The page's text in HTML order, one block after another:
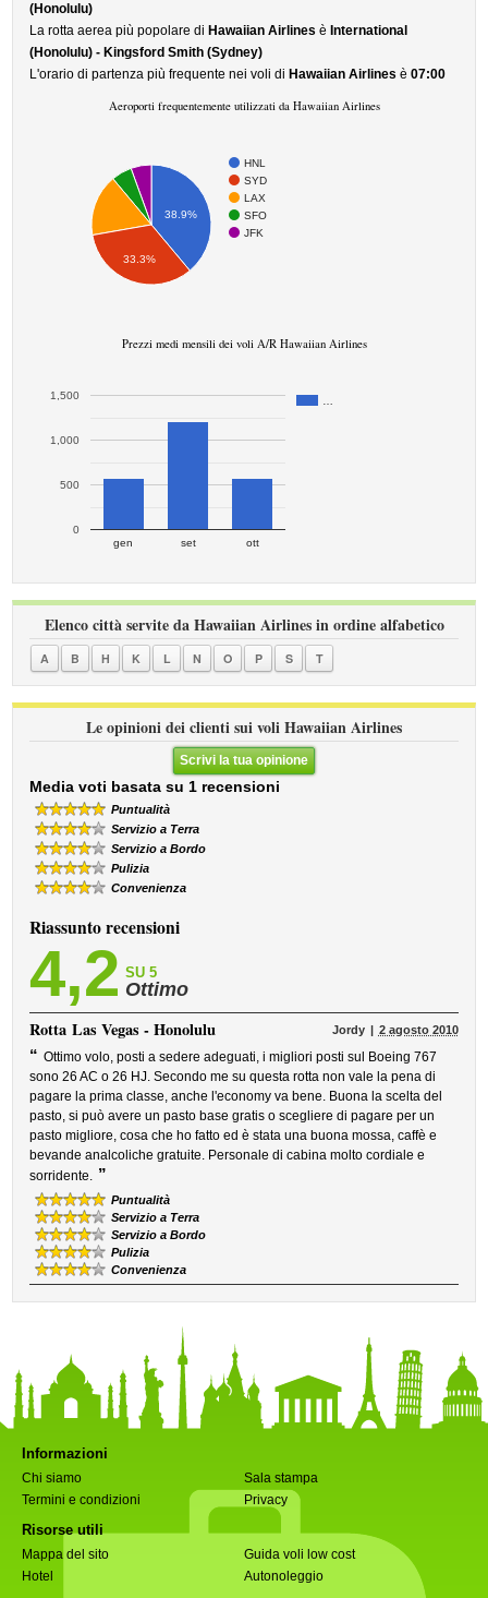
(Honolulu)
La rotta aerea più popolare di Hawaiian Airlines è International
(Honolulu) - Kingsford Smith (Sydney)
L'orario di partenza più frequente nei voli di Hawaiian Airlines è07:00
Aeroporti frequentemente utilizzati da Hawaiian Airlines
HNL
SYD
LAX
SFO
JFK
38.9%
33.3%
Prezzi medi mensili dei voli A/R Hawaiian Airlines
gen set ott
0
500
1,000
1,500
Elenco città servite da Hawaiian Airlines in ordine alfabetico
A B H K L N O P S T
Le opinioni dei clienti sui voli Hawaiian Airlines
Scrivi la tua opinione
Media voti basata su 1 recensioni
Puntualità
Servizio a Terra
Servizio a Bordo
Pulizia
Convenienza
Riassunto recensioni
4,2 SU 5
Ottimo
RottaLas Vegas - Honolulu Jordy 2 agosto 2010
“ Ottimo volo, posti a sedere adeguati, i migliori posti sul Boeing 767
sono 26 AC o 26 HJ. Secondo me su questa rotta non vale la pena di
pagare la prima classe, anche l'economy va bene. Buona la scelta del
pasto, si può avere un pasto base gratis o scegliere di pagare per un
pasto migliore, cosa che ho fatto ed è stata una buona mossa, caffè e
bevande analcoliche gratuite. Personale di cabina molto cordiale e
sorridente. ”
Puntualità
Servizio a Terra
Servizio a Bordo
Pulizia
Convenienza
Informazioni
Chi siamo
Sala stampa
Termini e condizioni
Privacy
Risorse utili
Mappa del sito
Guida voli low cost
Hotel
Autonoleggio